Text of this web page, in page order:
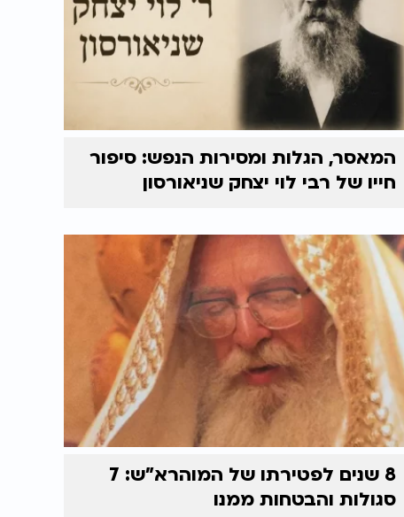
המאסר, הגלות ומסירות הנפש: סיפור
חייו של רבי לוי יצחק שניאורסון
8 שנים לפטירתו של המוהרא"ש: 7
סגולות והבטחות ממנו